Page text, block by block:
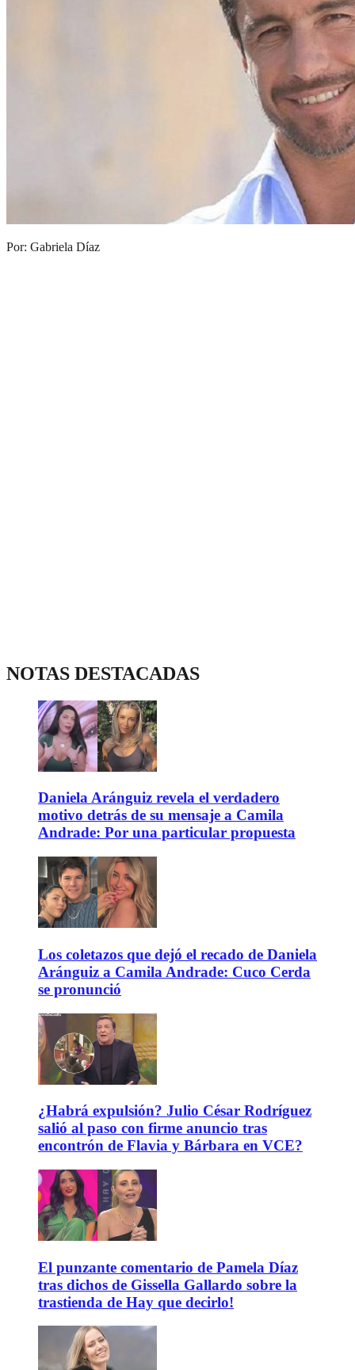
Por: Gabriela Díaz
NOTAS DESTACADAS
Daniela Aránguiz revela el verdadero
motivo detrás de su mensaje a Camila
Andrade: Por una particular propuesta
Los coletazos que dejó el recado de Daniela
Aránguiz a Camila Andrade: Cuco Cerda
se pronunció
¿Habrá expulsión? Julio César Rodríguez
salió al paso con firme anuncio tras
encontrón de Flavia y Bárbara en VCE?
El punzante comentario de Pamela Díaz
tras dichos de Gissella Gallardo sobre la
trastienda de Hay que decirlo!